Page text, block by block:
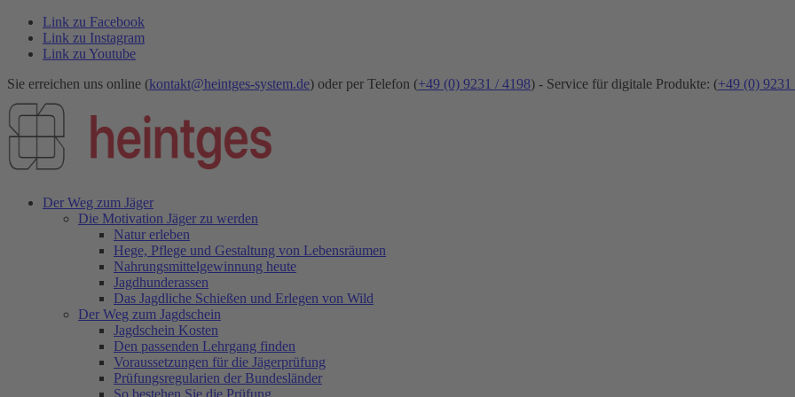
Link zu Facebook
Link zu Instagram
Link zu Youtube
Sie erreichen uns online (kontakt@heintges-system.de) oder per Telefon (+49 (0) 9231 / 4198) - Service für digitale Produkte: (+49 (0) 9231
Der Weg zum Jäger
Die Motivation Jäger zu werden
Natur erleben
Hege, Pflege und Gestaltung von Lebensräumen
Nahrungsmittelgewinnung heute
Jagdhunderassen
Das Jagdliche Schießen und Erlegen von Wild
Der Weg zum Jagdschein
Jagdschein Kosten
Den passenden Lehrgang finden
Voraussetzungen für die Jägerprüfung
Prüfungsregularien der Bundesländer
So bestehen Sie die Prüfung